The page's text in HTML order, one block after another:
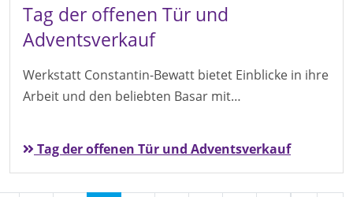
Tag der offenen Tür und
Adventsverkauf
Werkstatt Constantin-Bewatt bietet Einblicke in ihre
Arbeit und den beliebten Basar mit…
Tag der offenen Tür und Adventsverkauf